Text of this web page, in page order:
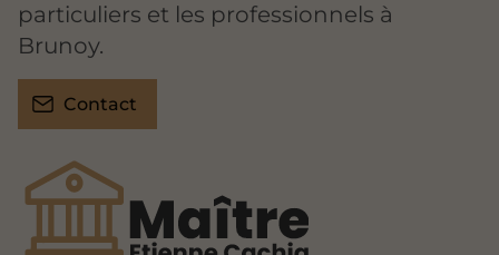
particuliers et les professionnels à
Brunoy.
Contact